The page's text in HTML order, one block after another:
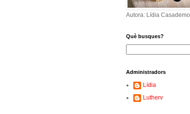
Autora: Lídia
Què busques?
Administradors
Lídia
Lutherv